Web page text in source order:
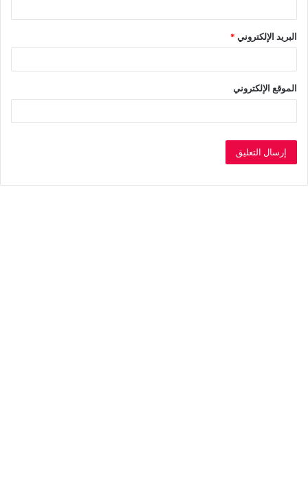
البريد الإلكتروني *
الموقع الإلكتروني